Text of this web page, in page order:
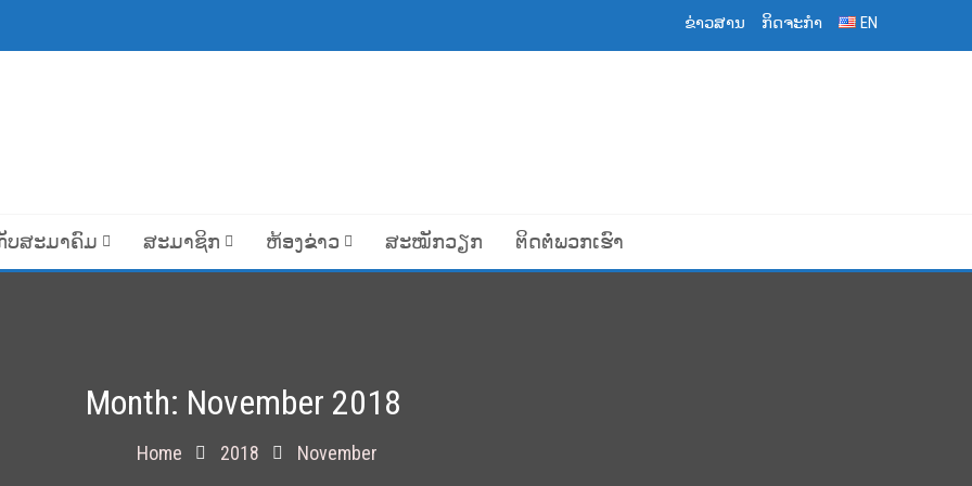
ຂ່າວສານ ກິດຈະກຳ EN
ບສະມາຄົມ ສະມາຊິກ ຫ້ອງຂ່າວ ສະໝັກວຽກ ຕິດຕໍ່ພວກເຮົາ
Month: November 2018
Home 2018 November